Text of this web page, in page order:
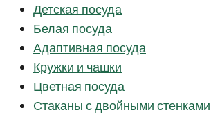
Детская посуда
Белая посуда
Адаптивная посуда
Кружки и чашки
Цветная посуда
Стаканы с двойными стенками